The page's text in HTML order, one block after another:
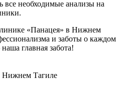
все необходимые анализы на
«Панацея» в Нижнем
и заботы о каждом
главная забота!